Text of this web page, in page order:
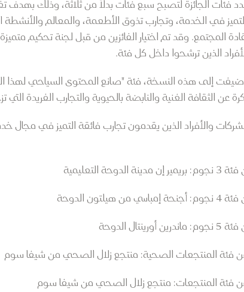
فئات الجائزة لتصبح سبع فئات بدلاً من ثلاثة، وذلك
في الخدمة، وتجارب تذوق الأطعمة، والمعالم والأنشطة
المجتمع. وقد تم اختيار الفائزين من قبل لجنة تحكيم
الذين ترشحوا داخل كل فئة.
أضيفت إلى هذه النسخة، فئة "صانع المحتوى السياحي لهذا
عن الثقافة الغنية والنابضة بالحيوية والتجارب الفريدة التي
والأفراد الذين يقدمون تجارب فائقة التميز في مجال
الدوحة
الدوحة
فئة المنتجعات الصحية: منتجع زلال الصحي من شيفا سوم
فئة المنتجعات: منتجع زلال الصحي من شيفا سوم